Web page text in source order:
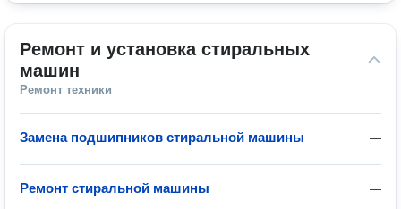
Ремонт и установка стиральных
машин
Ремонт техники
—
Замена подшипников стиральной машины
—
Ремонт стиральной машины